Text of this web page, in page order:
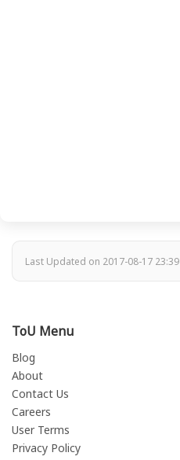
Last Updated on 2017-08-17 23:39
ToU Menu
Blog
About
Contact Us
Careers
User Terms
Privacy Policy